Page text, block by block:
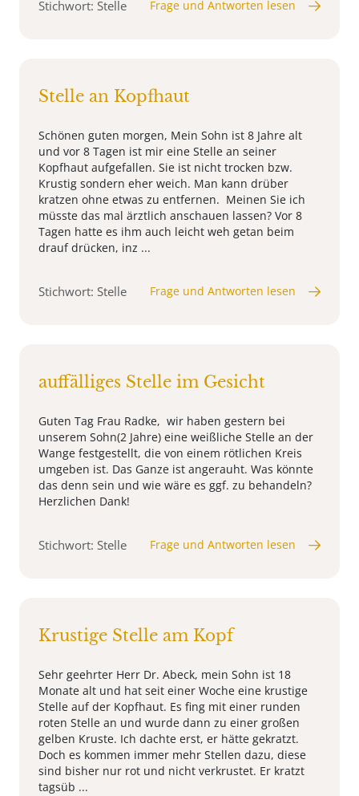
Stichwort: Stelle Frage und Antworten lesen
Stelle an Kopfhaut
Schönen guten morgen, Mein Sohn ist 8 Jahre alt
und vor 8 Tagen ist mir eine Stelle an seiner
Kopfhaut aufgefallen. Sie ist nicht trocken bzw.
Krustig sondern eher weich. Man kann drüber
kratzen ohne etwas zu entfernen. Meinen Sie ich
müsste das mal ärztlich anschauen lassen? Vor 8
Tagen hatte es ihm auch leicht weh getan beim
drauf drücken, inz ...
Stichwort: Stelle Frage und Antworten lesen
auffälliges Stelle im Gesicht
Guten Tag Frau Radke, wir haben gestern bei
unserem Sohn(2 Jahre) eine weißliche Stelle an der
Wange festgestellt, die von einem rötlichen Kreis
umgeben ist. Das Ganze ist angerauht. Was könnte
das denn sein und wie wäre es ggf. zu behandeln?
Herzlichen Dank!
Stichwort: Stelle Frage und Antworten lesen
Krustige Stelle am Kopf
Sehr geehrter Herr Dr. Abeck, mein Sohn ist 18
Monate alt und hat seit einer Woche eine krustige
Stelle auf der Kopfhaut. Es fing mit einer runden
roten Stelle an und wurde dann zu einer großen
gelben Kruste. Ich dachte erst, er hätte gekratzt.
Doch es kommen immer mehr Stellen dazu, diese
sind bisher nur rot und nicht verkrustet. Er kratzt
tagsüb ...